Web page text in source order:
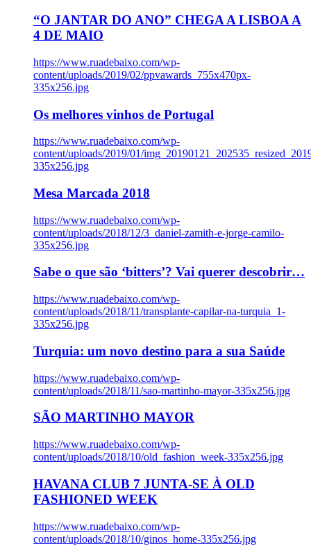
“O JANTAR DO ANO” CHEGA A LISBOA A
4 DE MAIO
https://www.ruadebaixo.com/wp-
content/uploads/2019/02/ppvawards_755x470px-
335x256.jpg
Os melhores vinhos de Portugal
https://www.ruadebaixo.com/wp-
content/uploads/2019/01/
335x256.jpg
Mesa Marcada 2018
https://www.ruadebaixo.com/wp-
content/uploads/2018/12/3_daniel-zamith-e-jorge-camilo-
335x256.jpg
Sabe o que são ‘bitters’? Vai querer descobrir…
https://www.ruadebaixo.com/wp-
content/uploads/2018/11/transplante-capilar-na-turquia_1-
335x256.jpg
Turquia: um novo destino para a sua Saúde
https://www.ruadebaixo.com/wp-
content/uploads/2018/11/sao-martinho-mayor-335x256.jpg
SÃO MARTINHO MAYOR
https://www.ruadebaixo.com/wp-
content/uploads/2018/10/old_fashion_week-335x256.jpg
HAVANA CLUB 7 JUNTA-SE À OLD
FASHIONED WEEK
https://www.ruadebaixo.com/wp-
content/uploads/2018/10/ginos_home-335x256.jpg